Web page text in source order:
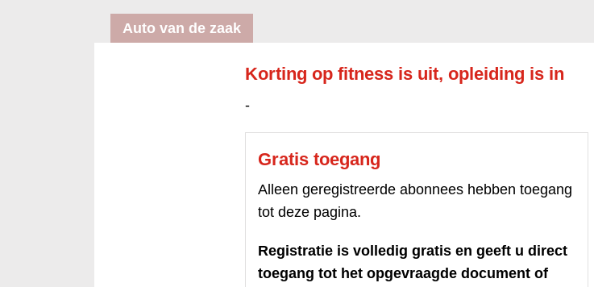
Auto van de zaak
Korting op fitness is uit, opleiding is in
-
Gratis toegang
Alleen geregistreerde abonnees hebben toegang
tot deze pagina.
Registratie is volledig gratis en geeft u direct
toegang tot het opgevraagde document of